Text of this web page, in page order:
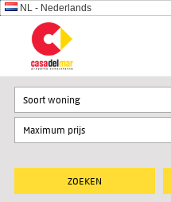
NL - Nederlands
Soort woning